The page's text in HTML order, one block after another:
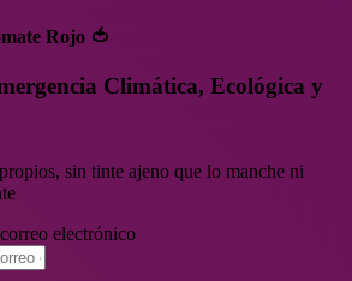
Rojo 🍅
Climática, Ecológica y
sin tinte ajeno que lo manche ni
electrónico